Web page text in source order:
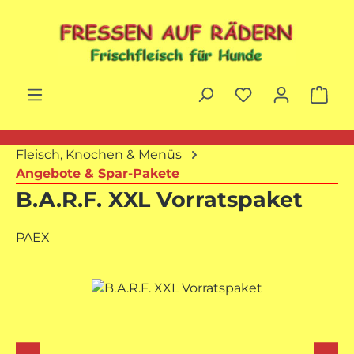
Fleisch, Knochen & Menüs
Angebote & Spar-Pakete
B.A.R.F. XXL Vorratspaket
PAEX
Bildergalerie überspringen